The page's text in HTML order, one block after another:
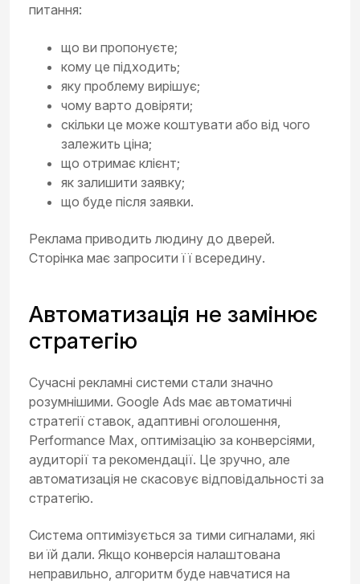
питання:
що ви пропонуєте;
кому це підходить;
яку проблему вирішує;
чому варто довіряти;
скільки це може коштувати або від чого
залежить ціна;
що отримає клієнт;
як залишити заявку;
що буде після заявки.
Реклама приводить людину до дверей.
Сторінка має запросити її всередину.
Автоматизація не замінює
стратегію
Сучасні рекламні системи стали значно
розумнішими. Google Ads має автоматичні
стратегії ставок, адаптивні оголошення,
Performance Max, оптимізацію за конверсіями,
аудиторії та рекомендації. Це зручно, але
автоматизація не скасовує відповідальності за
стратегію.
Система оптимізується за тими сигналами, які
ви їй дали. Якщо конверсія налаштована
неправильно, алгоритм буде навчатися на